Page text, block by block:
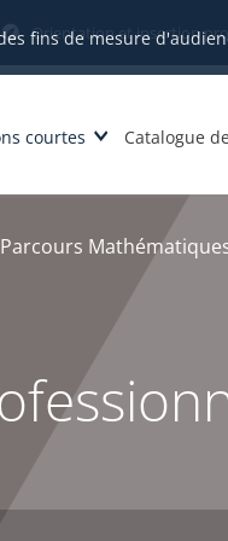
fins de mesure
Orientation et insertion
courtes Catalogue
Parcours